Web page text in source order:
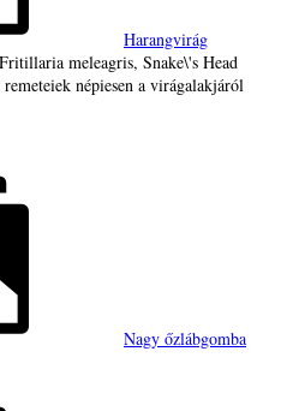
Harangvirág
meleagris, Snake\'s Head
népiesen a virágalakjáról
Nagy őzlábgomba